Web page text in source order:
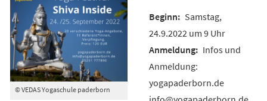
© VEDAS Yogaschule paderborn
Samstag,
24.9.2022 um 9 Uhr
Infos und
Anmeldung:
yogapaderborn.de